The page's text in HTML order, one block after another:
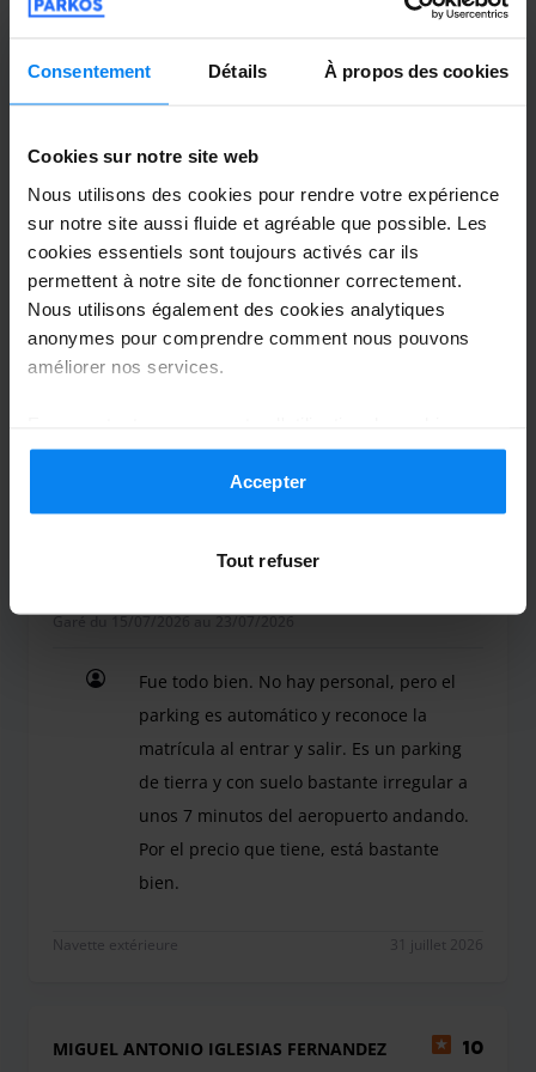
Consentement Détails À propos des cookies
Cookies sur notre site web
Nous utilisons des cookies pour rendre votre expérience
sur notre site aussi fluide et agréable que possible. Les
cookies essentiels sont toujours activés car ils
permettent à notre site de fonctionner correctement.
Nous utilisons également des cookies analytiques
anonymes pour comprendre comment nous pouvons
améliorer nos services.
conformément aux règles en vigueur dans votre pays,
mais vous pouvez modifier vos paramètres à tout
moment. Pour plus de détails, consultez notrePolitique
Accepter
Tout refuser
Navette extérieure 31 juillet 2026
sindo prieto
Garé du 22/07/2026 au 29/07/2026
La gestión de PARKOS, muy defieciente. El
parking lo estuvimos buscando y
preguntando, las indicaciones de PARKOS
son nulas. El parking no está a 3 minutos,
totalmente FALSO. Si llevas maleta,
caminar por grava es complicado. Es decir
La gestión de PARKOS, muy defieciente. El
Garé du 15/07/2026 au 23/07/2026
Fue todo bien. No hay personal, pero el
parking es automático y reconoce la
matrícula al entrar y salir. Es un parking
de tierra y con suelo bastante irregular a
unos 7 minutos del aeropuerto andando.
Por el precio que tiene, está bastante
bien.
Navette extérieure 31 juillet 2026
MIGUEL ANTONIO IGLESIAS FERNANDEZ 10